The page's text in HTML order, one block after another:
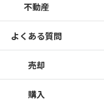
不動産
よくある質問
売却
購入